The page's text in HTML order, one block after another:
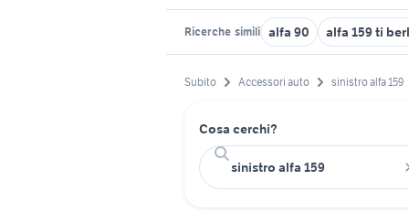
Ricerche simili alfa 90 alfa 159 ti
Subito Accessori auto sinistro alfa 159
Cosa cerchi?